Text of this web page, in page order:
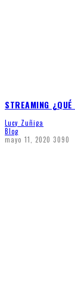
STREAMING
Lucy Zuñiga
Blog
mayo 11, 2020 3090